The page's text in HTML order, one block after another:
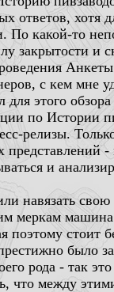
ответов,
какой-то
закрытости и
с кем мне
этого обзора
по Истории
релизы.
и
навязать
меркам машина
поэтому
было
рода - так
что между